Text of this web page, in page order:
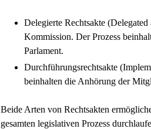
Delegierte Rechtsakte (Delegated
Kommission. Der Prozess
Parlament.
Durchführungsrechtsakte
beinhalten die Anhörung der
Beide Arten von Rechtsakten
gesamten legislativen Prozess